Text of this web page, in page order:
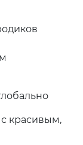
с красивым,